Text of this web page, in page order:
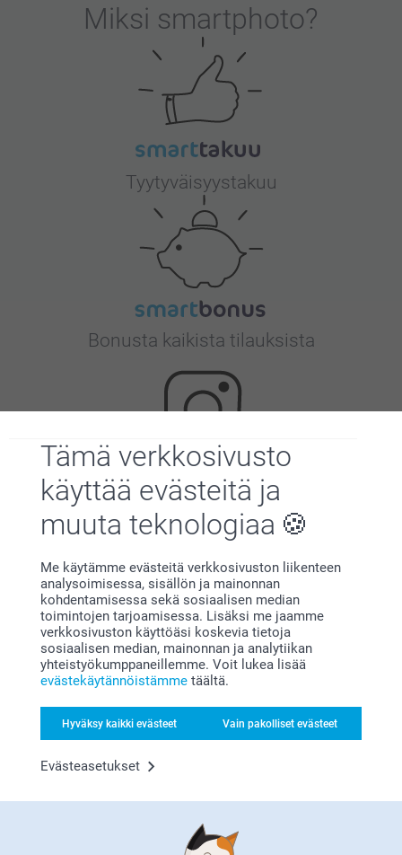
Tämä verkkosivusto
käyttää evästeitä ja
muuta teknologiaa
Me käytämme evästeitä verkkosivuston liikenteen
analysoimisessa, sisällön ja mainonnan
kohdentamisessa sekä sosiaalisen median
toimintojen tarjoamisessa. Lisäksi me jaamme
verkkosivuston käyttöäsi koskevia tietoja
sosiaalisen median, mainonnan ja analytiikan
yhteistyökumppaneillemme. Voit lukea lisää
evästekäytännöistämme täältä.
Hyväksy kaikki evästeet Vain pakolliset evästeet
Evästeasetukset
Miksi smartphoto?
Tyytyväisyystakuu
Bonusta kaikista tilauksista
Etsitkö inspiraatiota?
Olemme täällä sinun vuoksesi
Tilaa uutiskirje